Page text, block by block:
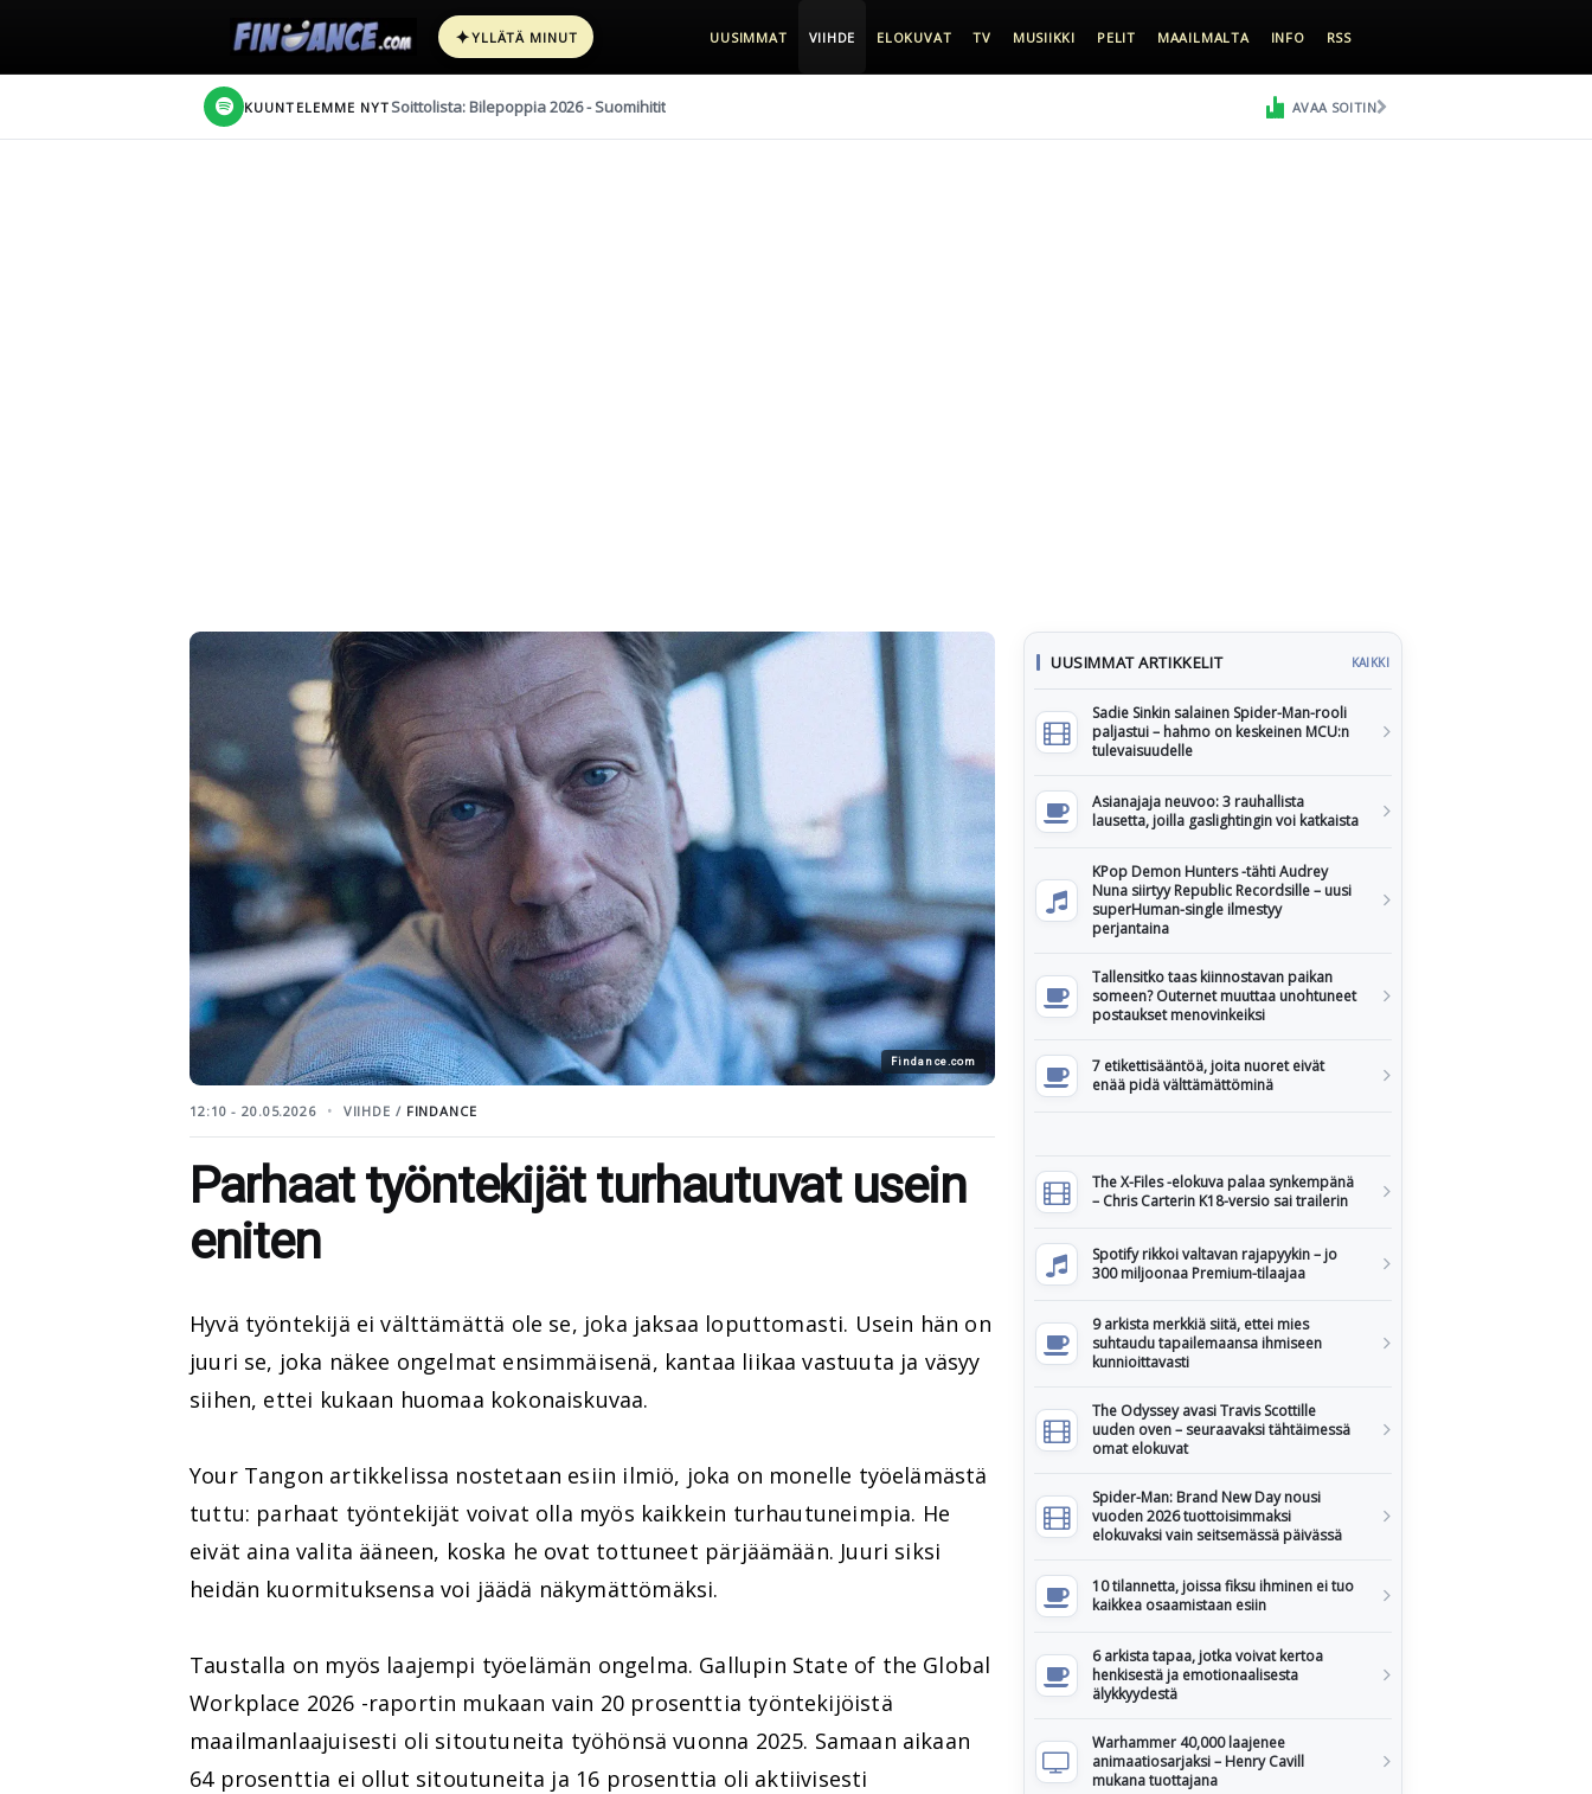
✦YLLÄTÄ MINUT UUSIMMAT VIIHDE ELOKUVAT TV MUSIIKKI PELIT MAAILMALTA INFO RSS
KUUNTELEMME NYT Soittolista: Bilepoppia 2026 - Suomihitit AVAA SOITIN
Findance.com
12:10 - 20.05.2026 VIIHDE / FINDANCE
Parhaat työntekijät turhautuvat usein
eniten
Hyvä työntekijä ei välttämättä ole se, joka jaksaa loputtomasti. Usein hän on
juuri se, joka näkee ongelmat ensimmäisenä, kantaa liikaa vastuuta ja väsyy
siihen, ettei kukaan huomaa kokonaiskuvaa.
Your Tangon artikkelissa nostetaan esiin ilmiö, joka on monelle työelämästä
tuttu: parhaat työntekijät voivat olla myös kaikkein turhautuneimpia. He
eivät aina valita ääneen, koska he ovat tottuneet pärjäämään. Juuri siksi
heidän kuormituksensa voi jäädä näkymättömäksi.
Taustalla on myös laajempi työelämän ongelma. Gallupin State of the Global
Workplace 2026 -raportin mukaan vain 20 prosenttia työntekijöistä
maailmanlaajuisesti oli sitoutuneita työhönsä vuonna 2025. Samaan aikaan
64 prosenttia ei ollut sitoutuneita ja 16 prosenttia oli aktiivisesti
UUSIMMAT ARTIKKELIT KAIKKI
Sadie Sinkin salainen Spider-Man-rooli
paljastui – hahmo on keskeinen MCU:n
tulevaisuudelle
Asianajaja neuvoo: 3 rauhallista
lausetta, joilla gaslightingin voi katkaista
KPop Demon Hunters -tähti Audrey
Nuna siirtyy Republic Recordsille – uusi
superHuman-single ilmestyy
perjantaina
Tallensitko taas kiinnostavan paikan
someen? Outernet muuttaa unohtuneet
postaukset menovinkeiksi
7 etikettisääntöä, joita nuoret eivät
enää pidä välttämättöminä
The X-Files -elokuva palaa synkempänä
– Chris Carterin K18-versio sai trailerin
Spotify rikkoi valtavan rajapyykin – jo
300 miljoonaa Premium-tilaajaa
9 arkista merkkiä siitä, ettei mies
suhtaudu tapailemaansa ihmiseen
kunnioittavasti
The Odyssey avasi Travis Scottille
uuden oven – seuraavaksi tähtäimessä
omat elokuvat
Spider-Man: Brand New Day nousi
vuoden 2026 tuottoisimmaksi
elokuvaksi vain seitsemässä päivässä
10 tilannetta, joissa fiksu ihminen ei tuo
kaikkea osaamistaan esiin
6 arkista tapaa, jotka voivat kertoa
henkisestä ja emotionaalisesta
älykkyydestä
Warhammer 40,000 laajenee
animaatiosarjaksi – Henry Cavill
mukana tuottajana